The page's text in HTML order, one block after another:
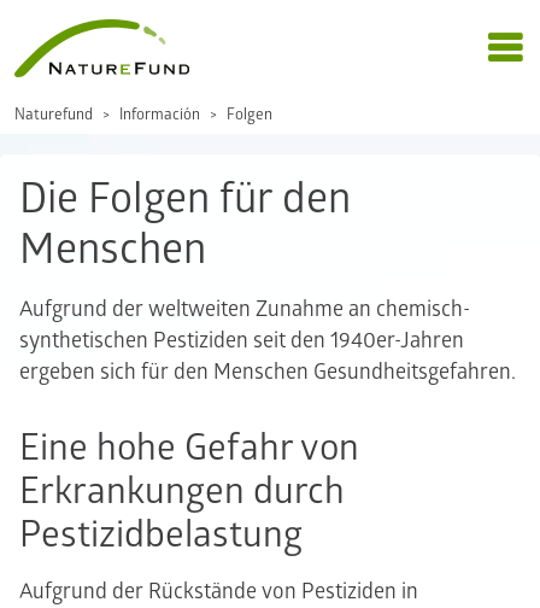
Naturefund Información Folgen
Die Folgen für den
Menschen
Aufgrund der weltweiten Zunahme an chemisch-
synthetischen Pestiziden seit den 1940er-Jahren
ergeben sich für den Menschen Gesundheitsgefahren.
Eine hohe Gefahr von
Erkrankungen durch
Pestizidbelastung
Aufgrund der Rückstände von Pestiziden in